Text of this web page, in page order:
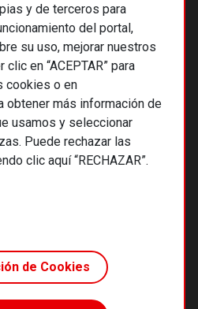
y de terceros para
del portal,
su uso, mejorar nuestros
en “ACEPTAR” para
cookies o en
obtener más información de
usamos y seleccionar
Puede rechazar las
clic aquí “RECHAZAR”.
de Cookies
económicas SCCL
de uso
de cookies
editoriales